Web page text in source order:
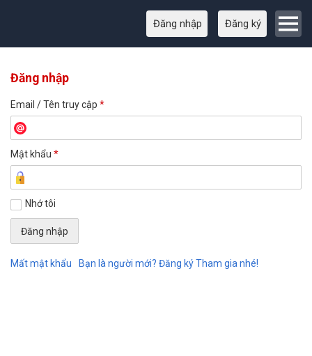
Đăng nhập Đăng ký
Đăng nhập
Email / Tên truy cập *
Mật khẩu *
Nhớ tôi
Mất mật khẩu Bạn là người mới? Đăng ký Tham gia nhé!